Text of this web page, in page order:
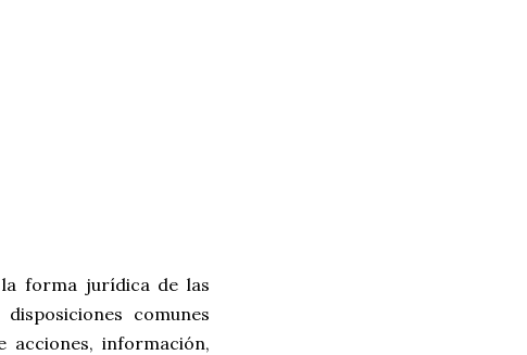
forma jurídica de las
comunes
acciones, información,